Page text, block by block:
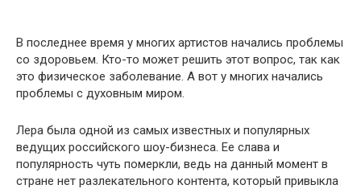
В последнее время у многих артистов начались проблемы
со здоровьем. Кто-то может решить этот вопрос, так как
это физическое заболевание. А вот у многих начались
проблемы с духовным миром.
Лера была одной из самых известных и популярных
ведущих российского шоу-бизнеса. Ее слава и
популярность чуть померкли, ведь на данный момент в
стране нет разлекательного контента, который привыкла